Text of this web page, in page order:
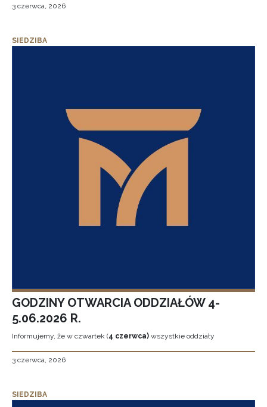
3 czerwca, 2026
SIEDZIBA
GODZINY OTWARCIA ODDZIAŁÓW 4-
5.06.2026 R.
Informujemy, że w czwartek (4 czerwca) wszystkie oddziały
3 czerwca, 2026
SIEDZIBA